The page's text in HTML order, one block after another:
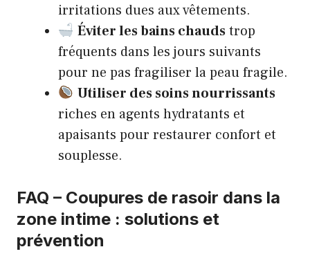
irritations dues aux vêtements.
Éviter les bains chaudstrop
fréquents dans les jours suivants
pour ne pas fragiliser la peau fragile.
Utiliser des soins nourrissants
riches en agents hydratants et
apaisants pour restaurer confort et
souplesse.
FAQ – Coupures de rasoir dans la
zone intime : solutions et
prévention